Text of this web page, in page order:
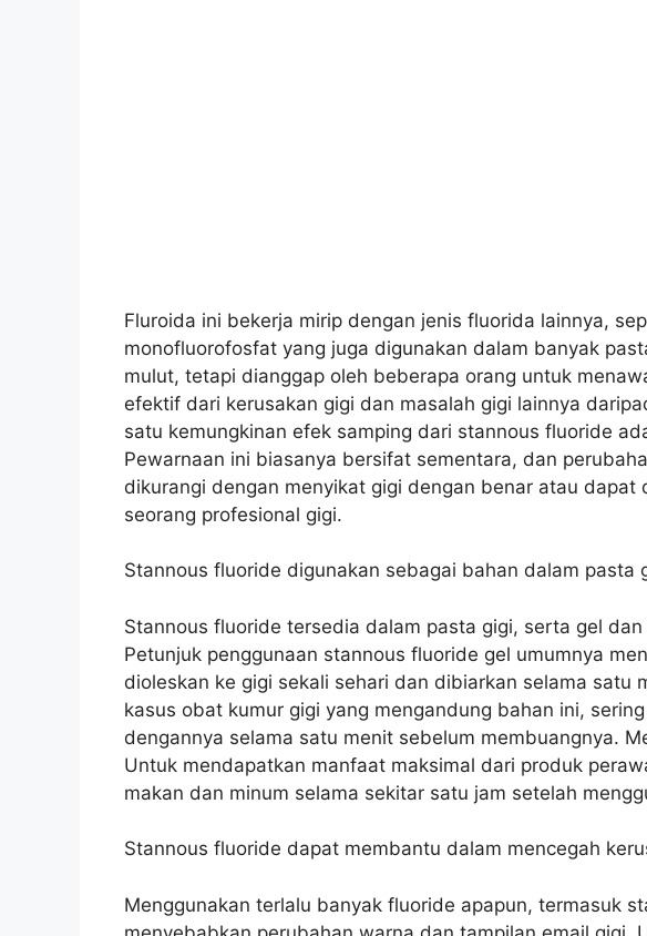
Fluroida ini bekerja mirip dengan jenis fluorida lainnya,
monofluorofosfat yang juga digunakan dalam banyak
mulut, tetapi dianggap oleh beberapa orang untuk
efektif dari kerusakan gigi dan masalah gigi lainnya
satu kemungkinan efek samping dari stannous fluoride
Pewarnaan ini biasanya bersifat sementara, dan
dikurangi dengan menyikat gigi dengan benar atau dapat
seorang profesional gigi.
Stannous fluoride digunakan sebagai bahan dalam pasta
Stannous fluoride tersedia dalam pasta gigi, serta gel
Petunjuk penggunaan stannous fluoride gel umumnya
dioleskan ke gigi sekali sehari dan dibiarkan selama satu
kasus obat kumur gigi yang mengandung bahan ini,
dengannya selama satu menit sebelum membuangnya.
Untuk mendapatkan manfaat maksimal dari produk
makan dan minum selama sekitar satu jam setelah
Stannous fluoride dapat membantu dalam mencegah
Menggunakan terlalu banyak fluoride apapun, termasuk